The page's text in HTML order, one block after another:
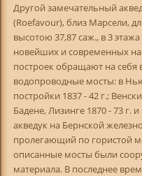
Другой замечательный
(Roefavour), близ Марсели,
высотою 37,87 саж., в 3
новейших и современных
построек обращают на себя
водопроводные мосты: в
постройки 1837 - 42 г.;
Бадене, Лизинге 1870 - 73 г.
акведук на Бернской
пролегающий по гористой
описанные мосты были
материала. В последнее